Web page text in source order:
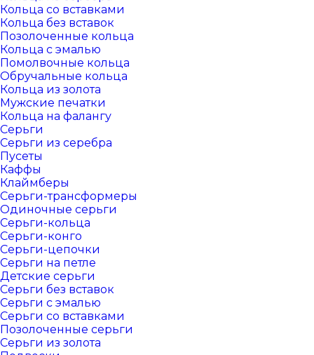
Кольца со вставками
Кольца без вставок
Позолоченные кольца
Кольца с эмалью
Помолвочные кольца
Обручальные кольца
Кольца из золота
Мужские печатки
Кольца на фалангу
Серьги
Серьги из серебра
Пусеты
Каффы
Клаймберы
Серьги-трансформеры
Одиночные серьги
Серьги-кольца
Серьги-конго
Серьги-цепочки
Серьги на петле
Детские серьги
Серьги без вставок
Серьги с эмалью
Серьги со вставками
Позолоченные серьги
Серьги из золота